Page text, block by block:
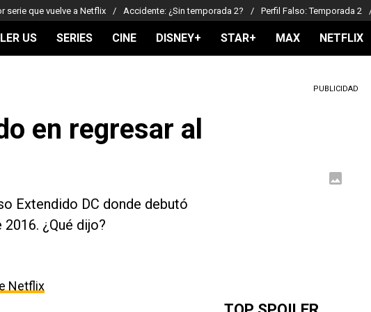
serie que vuelve a Netflix Accidente: ¿Sin temporada 2? Perfil Falso: Temporada 2
US SERIES CINE DISNEY+ STAR+ MAX NETFLIX
en regresar al
Extendido DC donde debutó
¿Qué dijo?
Netflix
PUBLICIDAD